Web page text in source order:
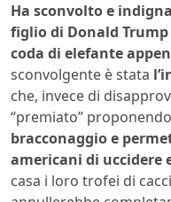
Ha sconvolto e
figlio di Donald
coda di elefante
sconvolgente è stata
che, invece di
“premiato”
bracconaggio e
americani di uccidere
casa i loro trofei di